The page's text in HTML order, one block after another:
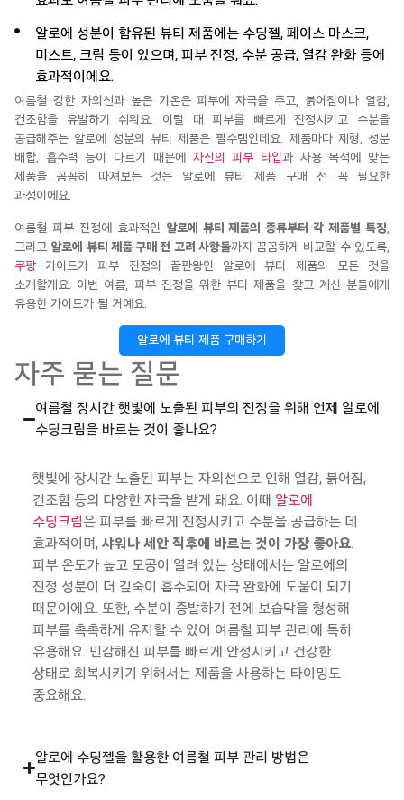
알로에 성분이 함유된 뷰티 제품에는 수딩젤, 페이스 마스크,
미스트, 크림 등이 있으며, 피부 진정, 수분 공급, 열감 완화 등에
효과적이에요.
여름철 강한 자외선과 높은 기온은 피부에 자극을 주고, 붉어짐이나 열감,
건조함을 유발하기 쉬워요. 이럴 때 피부를 빠르게 진정시키고 수분을
공급해주는 알로에 성분의 뷰티 제품은필수템인데요. 제품마다 제형, 성분
배합, 흡수력 등이 다르기 때문에 자신의 피부 타입과 사용 목적에 맞는
제품을 꼼꼼히 따져보는 것은 알로에 뷰티 제품 구매 전 꼭 필요한
과정이에요.
여름철 피부 진정에 효과적인 알로에 뷰티 제품의 종류부터 각 제품별 특징
그리고 알로에 뷰티 제품 구매 전 고려 사항들까지 꼼꼼하게 비교할 수 있도록
쿠팡 가이드가피부 진정의 끝판왕인
알로에 뷰티 제품의 모든 것을
소개할게요 . 이번 여름, 피부 진정을 위한 뷰티 제품을 찾고 계신 분들에게
유용한 가이드가 될 거예요.
알로에 뷰티 제품 구매하기
자주 묻는 질문
여름철 장시간 햇빛에 노출된 피부의 진정을 위해 언제 알로에
수딩크림을 바르는 것이 좋나요?
햇빛에 장시간 노출된 피부는 자외선으로 인해 열감, 붉어짐,
건조함 등의 다양한 자극을 받게 돼요. 이때 알로에
수딩크림은 피부를 빠르게 진정시키고 수분을 공급하는 데
효과적이며, 샤워나 세안 직후에 바르는 것이 가장 좋아요.
피부 온도가 높고 모공이 열려 있는 상태에서는 알로에의
진정 성분이 더 깊숙이 흡수되어 자극 완화에 도움이 되기
때문이에요. 또한, 수분이 증발하기 전에 보습막을 형성해
피부를 촉촉하게 유지할 수 있어 여름철 피부 관리에 특히
유용해요. 민감해진 피부를 빠르게 안정시키고 건강한
상태로 회복시키기 위해서는 제품을 사용하는 타이밍도
중요해요.
알로에 수딩젤을 활용한 여름철 피부 관리 방법은
무엇인가요?